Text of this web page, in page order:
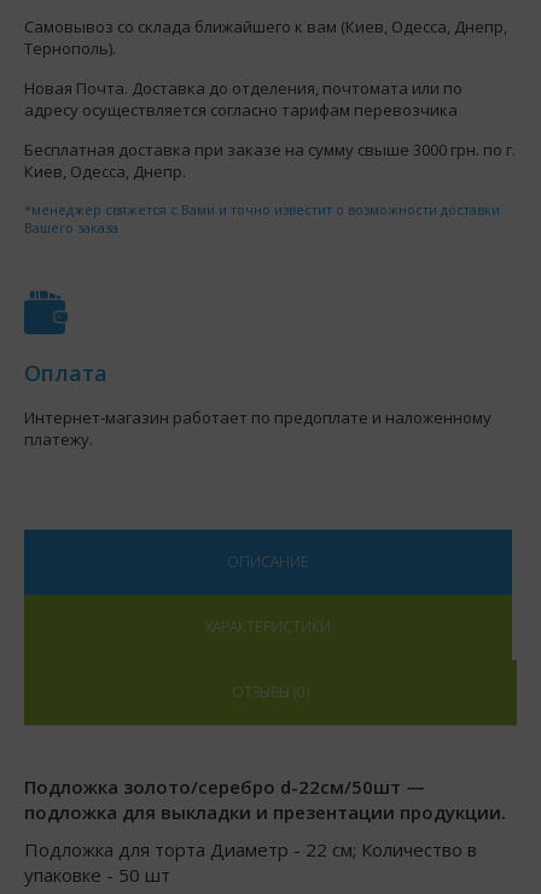
Самовывоз со склада ближайшего к вам (Киев, Одесса, Днепр,
Тернополь).
Новая Почта. Доставка до отделения, почтомата или по
адресу осуществляется согласно тарифам перевозчика
Бесплатная доставка при заказе на сумму свыше 3000 грн. по г.
Киев, Одесса, Днепр.
*менеджер свяжется с Вами и точно известит о возможности доставки
Вашего заказа
Оплата
Интернет-магазин работает по предоплате и наложенному
платежу.
ОПИСАНИЕ
ХАРАКТЕРИСТИКИ
ОТЗЫВЫ (0)
Подложка золото/серебро d-22см/50шт —
подложка для выкладки и презентации продукции.
Подложка для торта Диаметр - 22 см; Количество в
упаковке - 50 шт